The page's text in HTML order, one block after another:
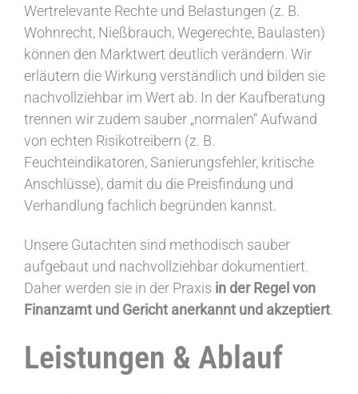
Wertrelevante Rechte und Belastungen (z. B.
Wohnrecht, Nießbrauch, Wegerechte, Baulasten)
können den Marktwert deutlich verändern. Wir
erläutern die Wirkung verständlich und bilden sie
nachvollziehbar im Wert ab. In der Kaufberatung
trennen wir zudem sauber „normalen“ Aufwand
von echten Risikotreibern (z. B.
Feuchteindikatoren, Sanierungsfehler, kritische
Anschlüsse), damit du die Preisfindung und
Verhandlung fachlich begründen kannst.
Unsere Gutachten sind methodisch sauber
aufgebaut und nachvollziehbar dokumentiert.
Daher werden sie in der Praxis in der Regel von
Finanzamt und Gericht anerkannt und akzeptiert.
Leistungen & Ablauf